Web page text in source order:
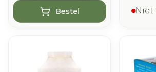
Bestel Niet